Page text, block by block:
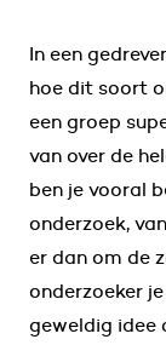
In een
hoe dit soort
een groep
van over de
ben je vooral
onderzoek,
er dan om de
onderzoeker
geweldig idee